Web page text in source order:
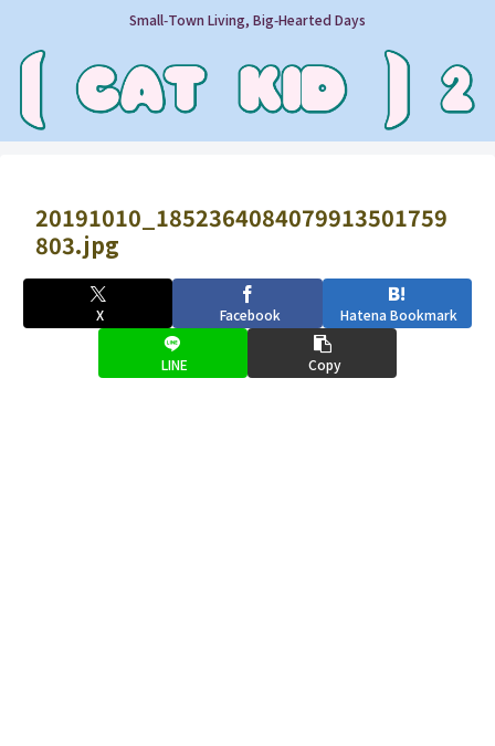
Small‑Town Living, Big‑Hearted Days
20191010_1852364084079913501759
803.jpg
X Facebook Hatena Bookmark
LINE Copy